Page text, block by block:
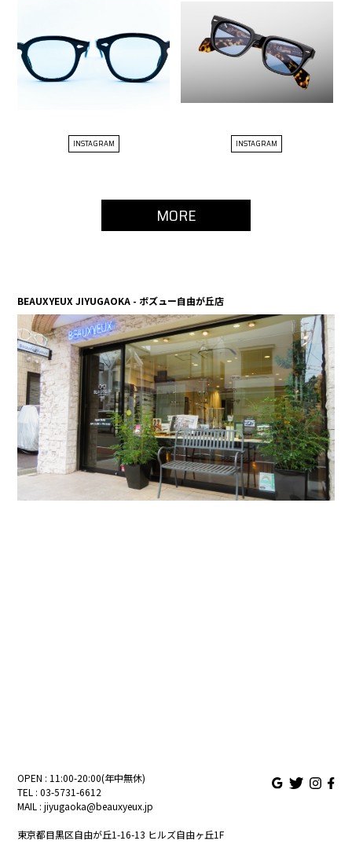
INSTAGRAM INSTAGRAM
MORE
BEAUXYEUX JIYUGAOKA - ボズュー自由が丘店
OPEN : 11:00-20:00(年中無休)
TEL :03-5731-6612
MAIL :jiyugaoka@beauxyeux.jp
東京都目黒区自由が丘1-16-13 ヒルズ自由ヶ丘1F